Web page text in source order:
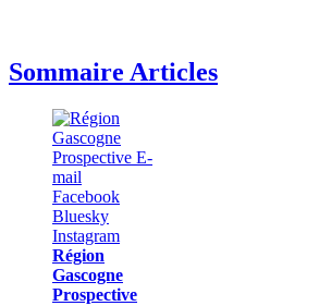
Sommaire Articles
Région
Gascogne
Prospective